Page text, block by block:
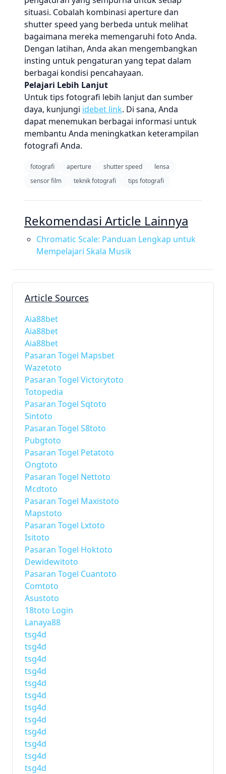
situasi. Cobalah kombinasi aperture dan
shutter speed yang berbeda untuk melihat
bagaimana mereka memengaruhi foto Anda.
Dengan latihan, Anda akan mengembangkan
insting untuk pengaturan yang tepat dalam
berbagai kondisi pencahayaan.
Pelajari Lebih Lanjut
Untuk tips fotografi lebih lanjut dan sumber
daya, kunjungi idebet link. Di sana, Anda
dapat menemukan berbagai informasi untuk
membantu Anda meningkatkan keterampilan
fotografi Anda.
fotografi aperture shutter speed
lensa
sensor film
teknik fotografi tips fotografi
Rekomendasi Article Lainnya
Chromatic Scale: Panduan Lengkap untuk
Mempelajari Skala Musik
Article Sources
Aia88bet
Aia88bet
Aia88bet
Pasaran Togel Mapsbet
Wazetoto
Pasaran Togel Victorytoto
Totopedia
Pasaran Togel Sqtoto
Sintoto
Pasaran Togel S8toto
Pubgtoto
Pasaran Togel Petatoto
Ongtoto
Pasaran Togel Nettoto
Mcdtoto
Pasaran Togel Maxistoto
Mapstoto
Pasaran Togel Lxtoto
Isitoto
Pasaran Togel Hoktoto
Dewidewitoto
Pasaran Togel Cuantoto
Comtoto
Asustoto
18toto Login
Lanaya88
tsg4d
tsg4d
tsg4d
tsg4d
tsg4d
tsg4d
tsg4d
tsg4d
tsg4d
tsg4d
tsg4d
tsg4d